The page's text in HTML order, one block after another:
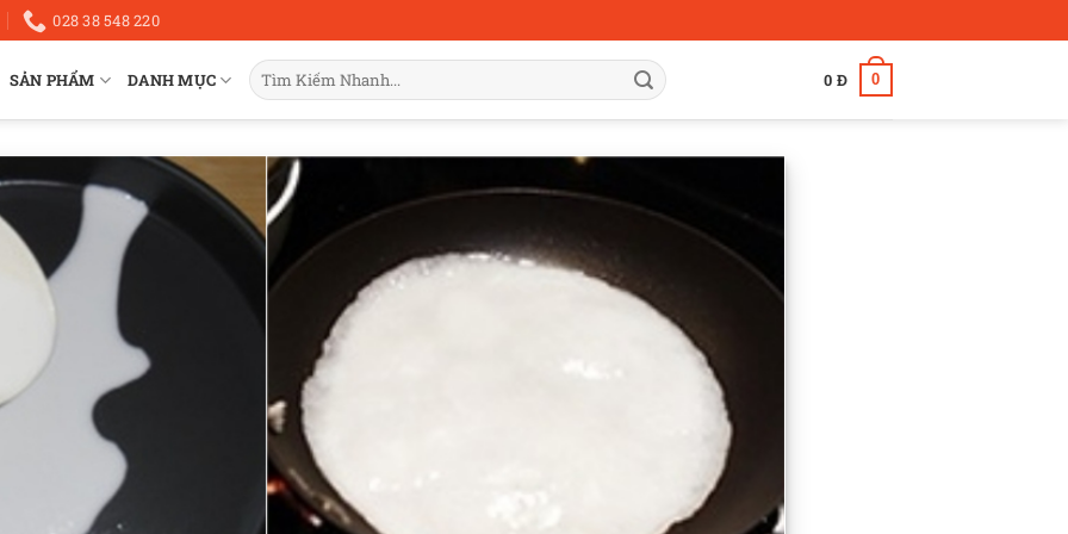
028 38 548 220
SẢN PHẨM DANH MỤC
Tìm
kiếm:
0 Đ 0